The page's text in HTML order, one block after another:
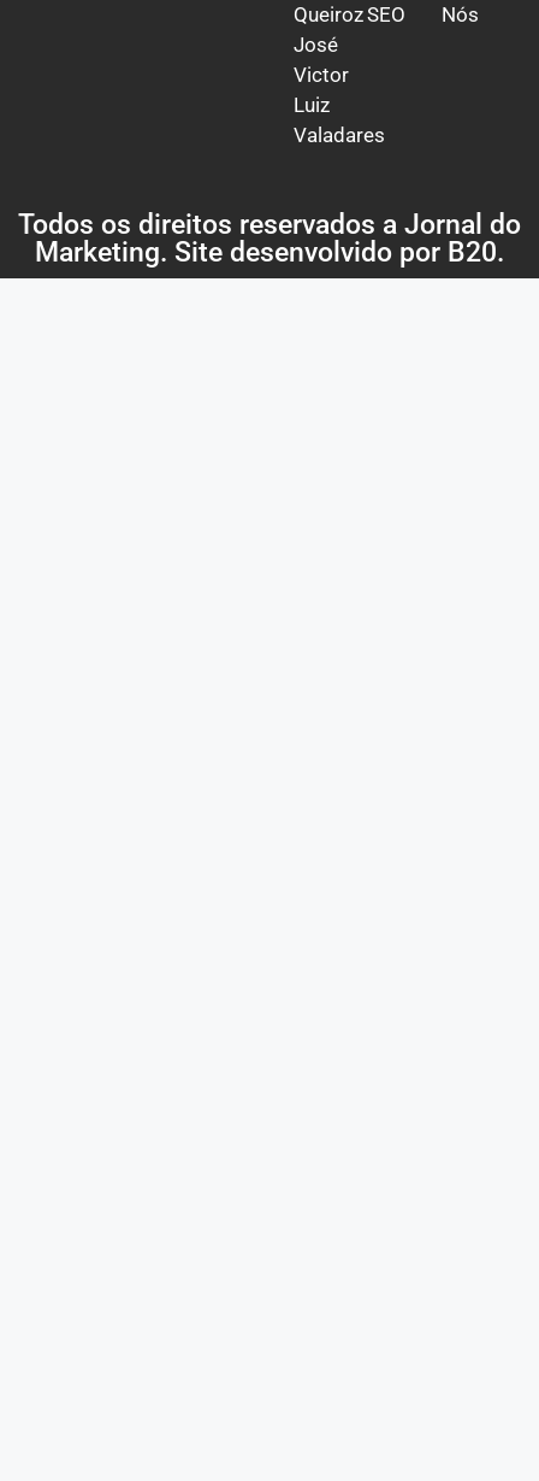
Queiroz
José
Victor
Luiz
Valadares
SEO
Nós
Todos os direitos reservados a Jornal do
Marketing. Site desenvolvido por B20.